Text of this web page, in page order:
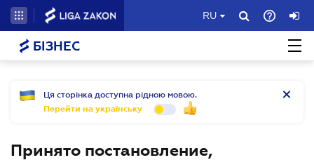
RU
БІЗНЕС
Ця сторінка доступна рідною мовою.
Перейти на українську
Принято постановление,